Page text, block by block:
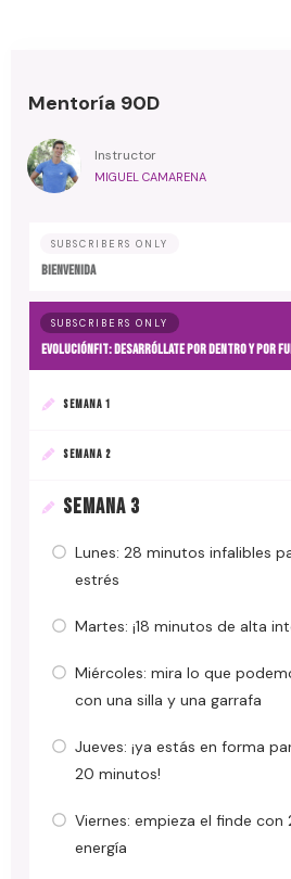
Mentoría 90D
Instructor
MIGUEL CAMARENA
SUBSCRIBERS ONLY
BIENVENIDA
SUBSCRIBERS ONLY
EvoluciónFit: desarróllate por dentro y por
SEMANA 1
SEMANA 2
SEMANA 3
Lunes: 28 minutos infalibles
estrés
Martes: ¡18 minutos de alta
Miércoles: mira lo que
con una silla y una garrafa
Jueves: ¡ya estás en forma
20 minutos!
Viernes: empieza el finde
energía